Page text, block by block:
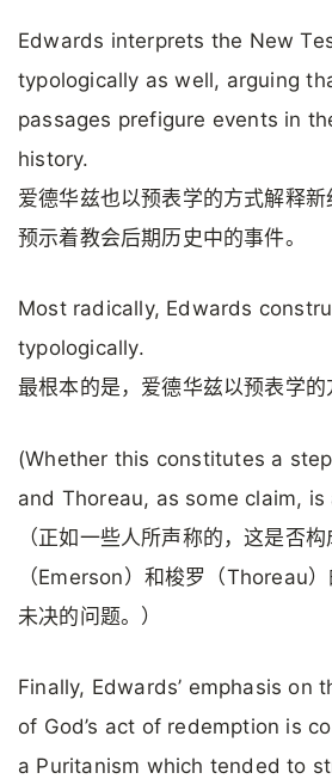
Edwards interprets the New
typologically as well, arguing
passages prefigure events in
history.
爱德华兹也以预表学的方式解释
预示着教会后期历史中的事件。
Most radically, Edwards
typologically.
最根本的是，爱德华兹以预表学的
(Whether this constitutes a
and Thoreau, as some claim,
（正如一些人所声称的，这是否
（Emerson）和梭罗（Thoreau
未决的问题。）
Finally, Edwards’ emphasis on
of God’s act of redemption is
a Puritanism which tended to